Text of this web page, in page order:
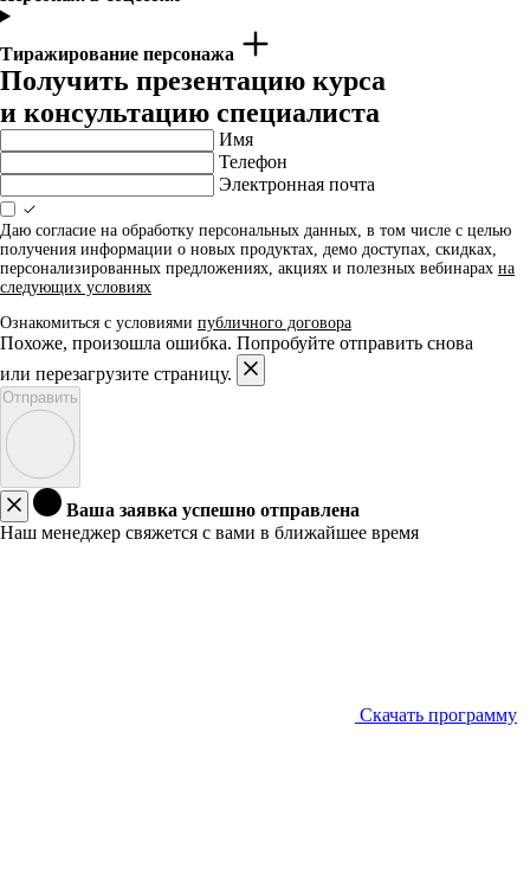
Тиражирование персонажа
Получить презентацию курса
и консультацию специалиста
Имя
Телефон
Электронная почта
Даю согласие на обработку персональных данных, в том числе с целью
получения информации о новых продуктах, демо доступах, скидках,
персонализированных предложениях, акциях и полезных вебинарах на
следующих условиях
Ознакомиться с условиями публичного договора
Похоже, произошла ошибка. Попробуйте отправить снова
или перезагрузите страницу.
Отправить
Ваша заявка успешно отправлена
Наш менеджер свяжется с вами в ближайшее время
Скачать программу